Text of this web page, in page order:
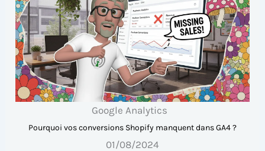
Google Analytics
Pourquoi vos conversions Shopify manquent dans GA4 ?
01/08/2024